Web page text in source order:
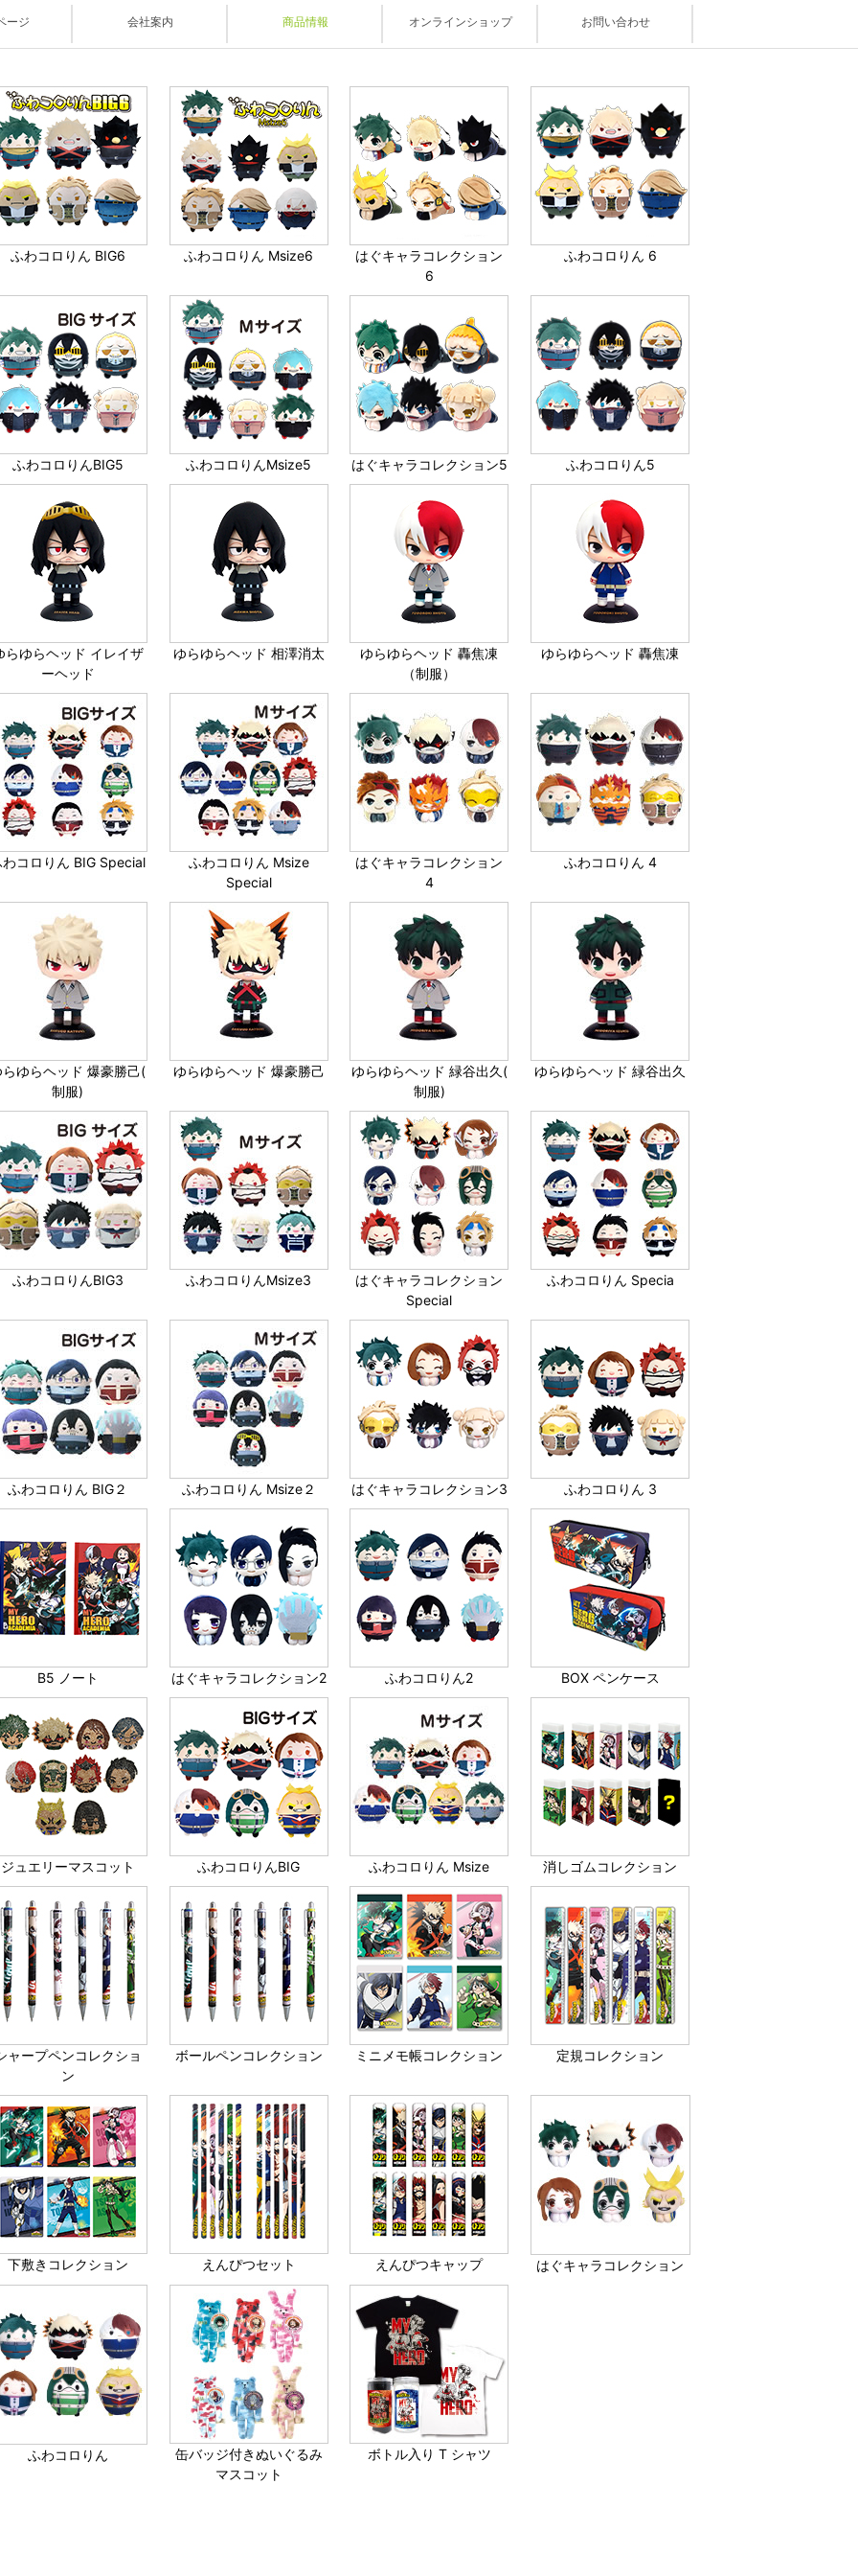
クスリミテッド
ージ 会社案内 商品情報 オンラインショップ お問い合わせ
ふわコロりん BIG6 ふわコロりん Msize6
はぐキャラコレクション
6
ふわコロりん 6
ふわコロりんBIG5 ふわコロりんMsize5 はぐキャラコレクション5 ふわコロりん5
らゆらヘッド イレイザ
ーヘッド
ゆらゆらヘッド 相澤消太
ゆらゆらヘッド 轟焦凍
（制服）
ゆらゆらヘッド 轟焦凍
わコロりん BIG Special
ふわコロりん Msize
Special
はぐキャラコレクション
4
ふわコロりん 4
らゆらヘッド 爆豪勝己(
制服)
ゆらゆらヘッド 爆豪勝己
ゆらゆらヘッド 緑谷出久(
制服)
ゆらゆらヘッド 緑谷出久
ふわコロりんBIG3 ふわコロりんMsize3
はぐキャラコレクション
Special
ふわコロりん Specia
ふわコロりん BIG２ ふわコロりん Msize２ はぐキャラコレクション3 ふわコロりん 3
B5 ノート はぐキャラコレクション2 ふわコロりん2 BOX ペンケース
ジュエリーマスコット ふわコロりんBIG ふわコロりん Msize 消しゴムコレクション
ャープペンコレクショ
ン
ボールペンコレクション ミニメモ帳コレクション 定規コレクション
下敷きコレクション えんぴつセット えんぴつキャップ はぐキャラコレクション
ふわコロりん
缶バッジ付きぬいぐるみ
マスコット
ボトル入り T シャツ